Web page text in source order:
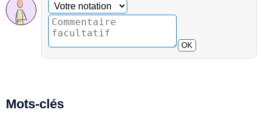
Commentaire facultatif
Votre notation
OK
Mots-clés